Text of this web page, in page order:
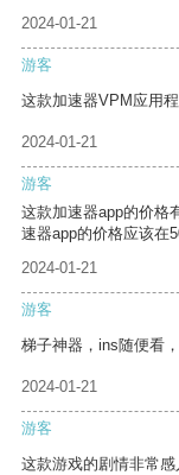
2024-01-21
游客
这款加速器VPM应用
2024-01-21
游客
这款加速器app的价格
速器app的价格应该在
2024-01-21
游客
梯子神器，ins随便看
2024-01-21
游客
这款游戏的剧情非常感